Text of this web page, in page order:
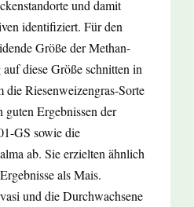
und damit
identifiziert. Für den
Größe der Methan-
diese Größe schnitten in
die Riesenweizengras-Sorte
Ergebnissen der
GS sowie die
ab. Sie erzielten ähnlich
als Mais.
und die Durchwachsene